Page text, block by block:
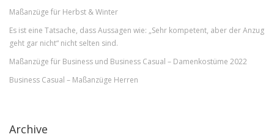
Maßanzüge für Herbst & Winter
Es ist eine Tatsache, dass Aussagen wie: „Sehr kompetent, aber der Anzug
geht gar nicht“ nicht selten sind.
Maßanzüge für Business und Business Casual – Damenkostüme 2022
Business Casual – Maßanzüge Herren
Archive